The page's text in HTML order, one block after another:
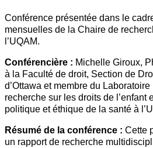
Conférence présentée dans le
mensuelles de la Chaire de
l’UQAM.
Conférencière : Michelle Giroux,
à la Faculté de droit, Section de
d’Ottawa et membre du
recherche sur les droits de l’enfant
politique et éthique de la santé à
Résumé de la conférence : Cette
un rapport de recherche